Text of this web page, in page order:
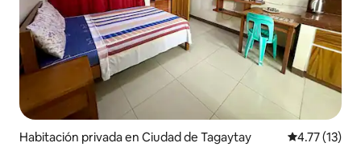
Habitación privada en Ciudad de Tagaytay Calificación
4.77 (13)